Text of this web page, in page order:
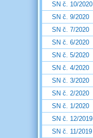
SN č. 10/2020
SN č. 9/2020
SN č. 7/2020
SN č. 6/2020
SN č. 5/2020
SN č. 4/2020
SN č. 3/2020
SN č. 2/2020
SN č. 1/2020
SN č. 12/2019
SN č. 11/2019